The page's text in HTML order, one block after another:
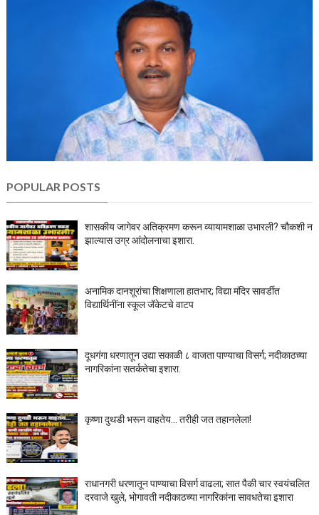
POPULAR POSTS
शासकीय जागेवर अतिक्रमण करून व्यायामशाळा उभारली? चौकशी न
झाल्यास उग्र आंदोलनाचा इशारा.
अनामिक दानशूरांचा शिक्षणाला हातभार; विद्या मंदिर सावर्डीत
विद्यार्थिनींना स्कूल जॅकेटचे वाटप
दूधगंगा धरणातून उद्या सकाळी ८ वाजता पाण्याचा विसर्ग; नदीकाठच्या
नागरिकांना सतर्कतेचा इशारा.
कृष्णा दुथडी भरून वाहतेय... तरीही जत तहानलेला!
राधानगरी धरणातून पाण्याचा विसर्ग वाढला; सात पैकी चार स्वयंचलित
दरवाजे खुले, भोगावती नदीकाठच्या नागरिकांना सावधतेचा इशारा